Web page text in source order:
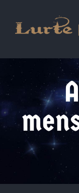
contenido